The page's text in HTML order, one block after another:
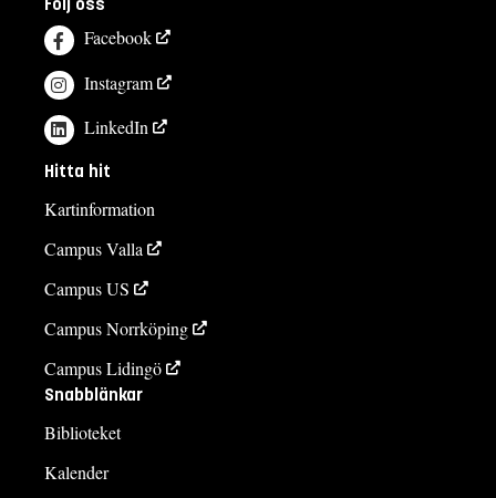
Facebook
Instagram
LinkedIn
Hitta hit
Kartinformation
Campus Valla
Campus US
Campus Norrköping
Campus Lidingö
Snabblänkar
Biblioteket
Kalender